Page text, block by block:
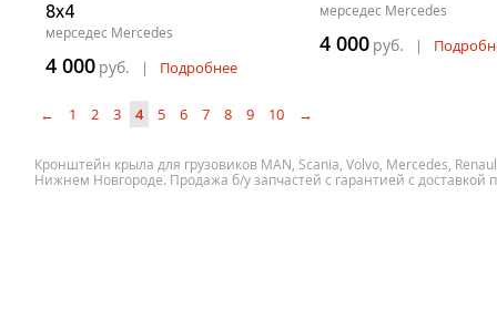
8x4
мерседес Mercedes
4 000 руб. | Подробнее
мерседес Mercedes
4 000 руб. |
← 1 2 3 4 5 6 7 8 9 10 →
Кронштейн крыла для грузовиков MAN, Scania, Volvo, Mercedes,
Нижнем Новгороде. Продажа б/у запчастей с гарантией с доставкой